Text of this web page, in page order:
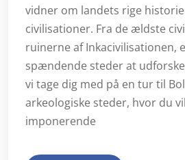
vidner om landets rige
civilisationer. Fra de ældste
ruinerne af Inkacivilisationen,
spændende steder at
vi tage dig med på en tur til
arkeologiske steder, hvor du
imponerende